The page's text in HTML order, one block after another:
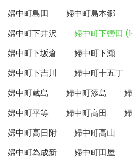
婦中町島田
婦中町島本郷
婦中町下井沢
婦中町下轡田
婦中町下坂倉
婦中町下瀬
婦中町下吉川
婦中町十五丁
婦中町蔵島
婦中町添島
婦中町平等
婦中町高田
婦中町高日附
婦中町高山
婦中町為成新
婦中町田屋